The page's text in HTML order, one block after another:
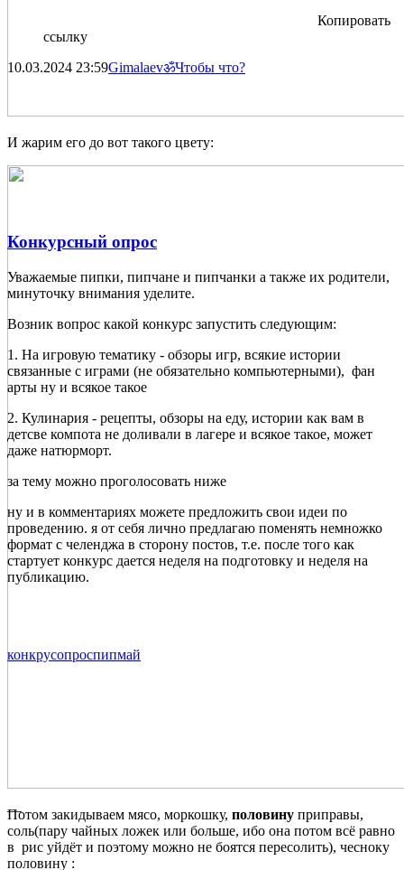
И жарим его до вот такого цвету:
Потом закидываем мясо, моркошку, половину приправы,
соль(пару чайных ложек или больше, ибо она потом всё равно
в рис уйдёт и поэтому можно не боятся пересолить), чесноку
половину :
Копировать
ссылку
10.03.2024 23:59GimalaevॐЧтобы что?
Конкурсный опрос
Уважаемые пипки, пипчане и пипчанки а также их родители,
минуточку внимания уделите.
Возник вопрос какой конкурс запустить следующим:
1. На игровую тематику - обзоры игр, всякие истории
связанные с играми (не обязательно компьютерными), фан
арты ну и всякое такое
2. Кулинария - рецепты, обзоры на еду, истории как вам в
детсве компота не доливали в лагере и всякое такое, может
даже натюрморт.
за тему можно проголосовать ниже
ну и в комментариях можете предложить свои идеи по
проведению. я от себя лично предлагаю поменять немножко
формат с челенджа в сторону постов, т.е. после того как
стартует конкурс дается неделя на подготовку и неделя на
публикацию.
конкрусопроспипмай
—